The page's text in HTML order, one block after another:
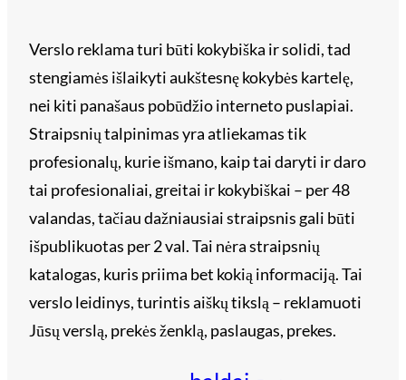
Verslo reklama turi būti kokybiška ir solidi, tad
stengiamės išlaikyti aukštesnę kokybės kartelę,
nei kiti panašaus pobūdžio interneto puslapiai.
Straipsnių talpinimas yra atliekamas tik
profesionalų, kurie išmano, kaip tai daryti ir daro
tai profesionaliai, greitai ir kokybiškai – per 48
valandas, tačiau dažniausiai straipsnis gali būti
išpublikuotas per 2 val. Tai nėra straipsnių
katalogas, kuris priima bet kokią informaciją. Tai
verslo leidinys, turintis aiškų tikslą – reklamuoti
Jūsų verslą, prekės ženklą, paslaugas, prekes.